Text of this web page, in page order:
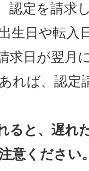
認定を請求
生日や転入
求日が翌月
れば、認定
ると、遅れ
意ください